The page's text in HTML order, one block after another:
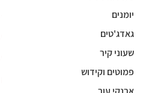
יומנים
גאדג'טים
שעוני קיר
פמוטים וקידוש